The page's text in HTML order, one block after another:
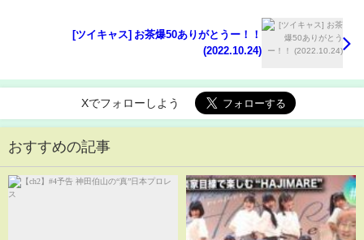
[ツイキャス] お茶爆50ありがとうー！！
(2022.10.24)
Xでフォローしよう
おすすめの記事